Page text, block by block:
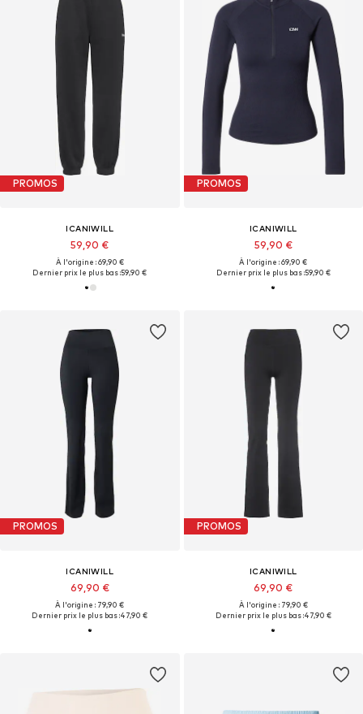
PROMOS
ICANIWILL
59,90 €
À l'origine : 69,90 €
Dernier prix le plus bas :59,90 €
PROMOS
ICANIWILL
59,90 €
À l'origine : 69,90 €
Dernier prix le plus bas :59,90 €
PROMOS
ICANIWILL
69,90 €
À l'origine : 79,90 €
Dernier prix le plus bas :47,90 €
PROMOS
ICANIWILL
69,90 €
À l'origine : 79,90 €
Dernier prix le plus bas :47,90 €